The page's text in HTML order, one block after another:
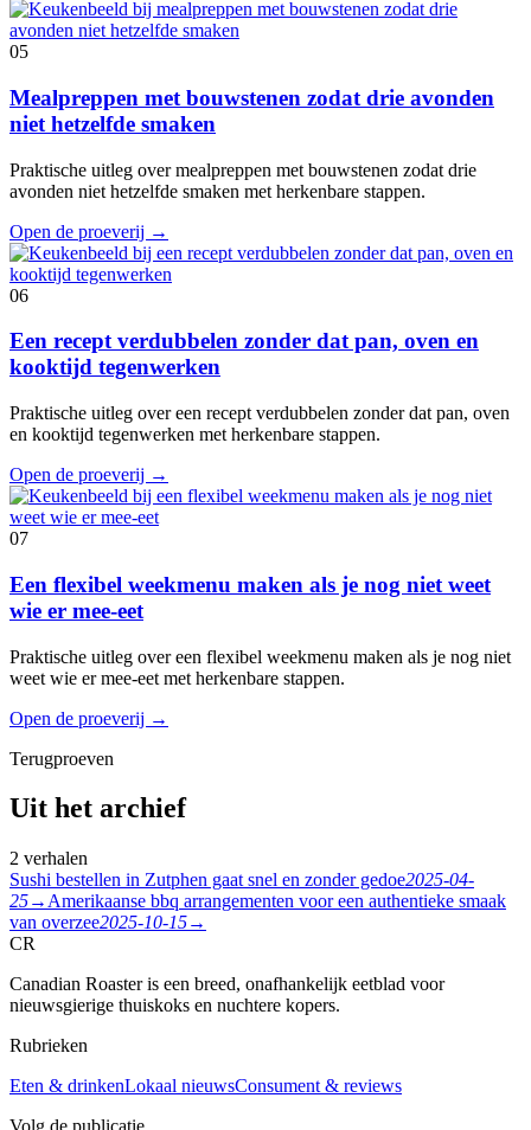
05
Mealpreppen met bouwstenen zodat drie avonden
niet hetzelfde smaken
Praktische uitleg over mealpreppen met bouwstenen zodat drie
avonden niet hetzelfde smaken met herkenbare stappen.
Open de proeverij →
06
Een recept verdubbelen zonder dat pan, oven en
kooktijd tegenwerken
Praktische uitleg over een recept verdubbelen zonder dat pan, oven
en kooktijd tegenwerken met herkenbare stappen.
Open de proeverij →
07
Een flexibel weekmenu maken als je nog niet weet
wie er mee-eet
Praktische uitleg over een flexibel weekmenu maken als je nog niet
weet wie er mee-eet met herkenbare stappen.
Open de proeverij →
Terugproeven
Uit het archief
2 verhalen
Sushi bestellen in Zutphen gaat snel en zonder gedoe2025-04-
25→ Amerikaanse bbq arrangementen voor een authentieke smaak
van overzee2025-10-15→
CR
Canadian Roaster is een breed, onafhankelijk eetblad voor
nieuwsgierige thuiskoks en nuchtere kopers.
Rubrieken
Eten & drinkenLokaal nieuwsConsument & reviews